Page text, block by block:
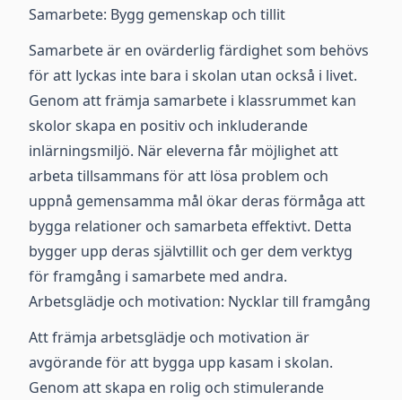
Samarbete: Bygg gemenskap och tillit
Samarbete är en ovärderlig färdighet som behövs
för att lyckas inte bara i skolan utan också i livet.
Genom att främja samarbete i klassrummet kan
skolor skapa en positiv och inkluderande
inlärningsmiljö. När eleverna får möjlighet att
arbeta tillsammans för att lösa problem och
uppnå gemensamma mål ökar deras förmåga att
bygga relationer och samarbeta effektivt. Detta
bygger upp deras självtillit och ger dem verktyg
för framgång i samarbete med andra.
Arbetsglädje och motivation: Nycklar till framgång
Att främja arbetsglädje och motivation är
avgörande för att bygga upp kasam i skolan.
Genom att skapa en rolig och stimulerande